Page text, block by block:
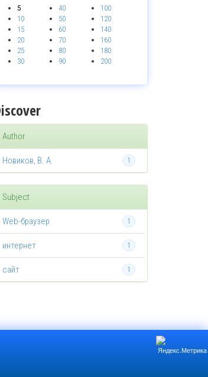
5
10
15
20
25
30
40
50
60
70
80
90
100
120
140
160
180
200
Author
1
Новиков, В. А.
Subject
1
Web-браузер
1
интернет
1
сайт